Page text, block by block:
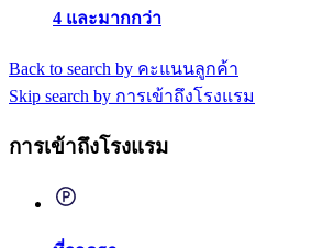
4 และมากกว่า
Back to search by คะแนนลูกค้า
Skip search by การเข้าถึงโรงแรม
การเข้าถึงโรงแรม